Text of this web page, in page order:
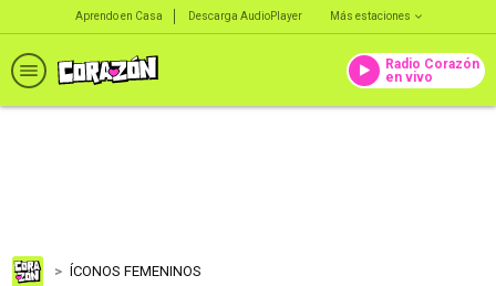
Aprendo en Casa Descarga AudioPlayer Más estaciones
Radio Corazón
en vivo
ÍCONOS FEMENINOS